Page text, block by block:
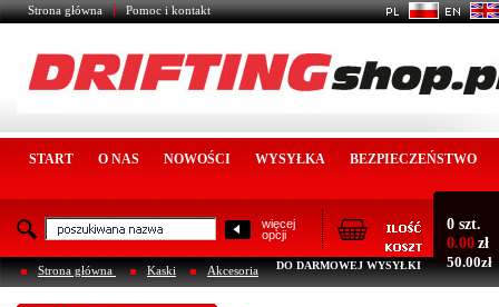
Strona główna Pomoc i kontakt
START O NAS NOWOŚCI WYSYŁKA BEZPIECZEŃSTWO
więcej
opcji
0 szt.
0.00 zł
DO DARMOWEJ WYSYŁKI 50.00zł
Strona główna Kaski Akcesoria